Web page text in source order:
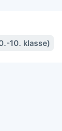
10. klasse)